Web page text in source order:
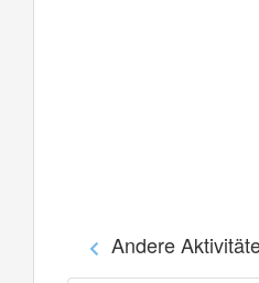
Andere